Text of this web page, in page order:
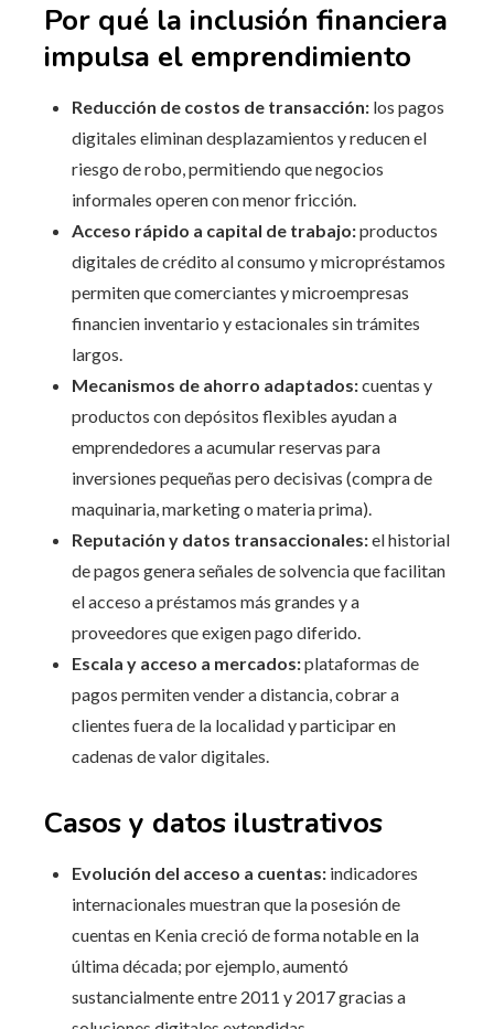
Por qué la inclusión financiera
impulsa el emprendimiento
Reducción de costos de transacción: los pagos
digitales eliminan desplazamientos y reducen el
riesgo de robo, permitiendo que negocios
informales operen con menor fricción.
Acceso rápido a capital de trabajo:productos
digitales de crédito al consumo y micropréstamos
permiten que comerciantes y microempresas
financien inventario y estacionales sin trámites
largos.
Mecanismos de ahorro adaptados:cuentas y
productos con depósitos flexibles ayudan a
emprendedores a acumular reservas para
inversiones pequeñas pero decisivas (compra de
maquinaria, marketing o materia prima).
Reputación y datos transaccionales:el historial
de pagos genera señales de solvencia que facilitan
el acceso a préstamos más grandes y a
proveedores que exigen pago diferido.
Escala y acceso a mercados:plataformas de
pagos permiten vender a distancia, cobrar a
clientes fuera de la localidad y participar en
cadenas de valor digitales.
Casos y datos ilustrativos
Evolución del acceso a cuentas: indicadores
internacionales muestran que la posesión de
cuentas en Kenia creció de forma notable en la
última década; por ejemplo, aumentó
sustancialmente entre 2011 y 2017 gracias a